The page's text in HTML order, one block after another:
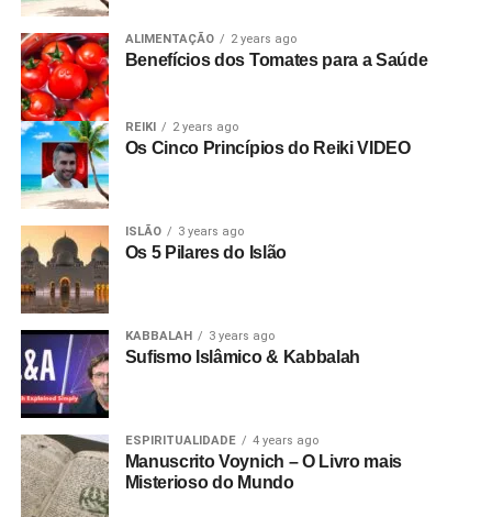
ALIMENTAÇÃO 2 years ago
Benefícios dos Tomates para a Saúde
REIKI 2 years ago
Os Cinco Princípios do Reiki VIDEO
ISLÃO 3 years ago
Os 5 Pilares do Islão
KABBALAH 3 years ago
Sufismo Islâmico & Kabbalah
ESPIRITUALIDADE 4 years ago
Manuscrito Voynich – O Livro mais
Misterioso do Mundo